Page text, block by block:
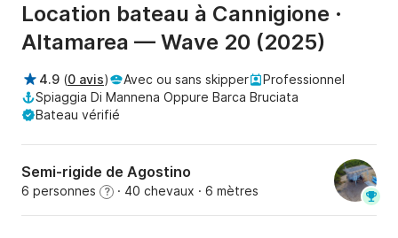
Location bateau à Cannigione ·
Altamarea — Wave 20 (2025)
4.9 (0 avis) Avec ou sans skipper
Professionnel
Spiaggia Di Mannena Oppure Barca Bruciata
Bateau vérifié
Semi-rigide de Agostino
6 personnes ? · 40 chevaux · 6 mètres